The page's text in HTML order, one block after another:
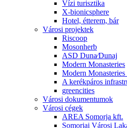
Vízi turisztika
X-bionicsphere
Hotel, étterem, bár
Városi projektek
Riscoop
Mosonherb
ASD Duna⁄Dunaj
Modern Monasteries
Modern Monasteries
A kerékpáros
greencities
Városi dokumentumok
Városi cégek
AREA Somorja kft.
Somorjai Városi